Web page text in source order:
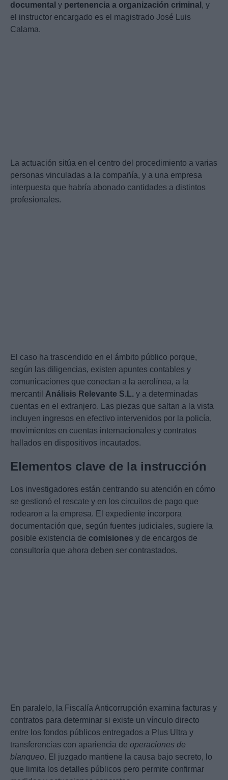
documental y pertenencia a organización criminal , y
el instructor encargado es el magistrado José Luis
Calama.
La actuación sitúa en el centro del procedimiento a varias
personas vinculadas a la compañía, y a una empresa
interpuesta que habría abonado cantidades a distintos
profesionales.
El caso ha trascendido en el ámbito público porque,
según las diligencias, existen apuntes contables y
comunicaciones que conectan a la aerolínea, a la
mercantil Análisis Relevante S.L. y a determinadas
cuentas en el extranjero. Las piezas que saltan a la vista
incluyen ingresos en efectivo intervenidos por la policía,
movimientos en cuentas internacionales y contratos
hallados en dispositivos incautados.
Elementos clave de la instrucción
Los investigadores están centrando su atención en cómo
se gestionó el rescate y en los circuitos de pago que
rodearon a la empresa. El expediente incorpora
documentación que, según fuentes judiciales, sugiere la
posible existencia de comisiones y de encargos de
consultoría que ahora deben ser contrastados.
En paralelo, la Fiscalía Anticorrupción examina facturas y
contratos para determinar si existe un vínculo directo
entre los fondos públicos entregados a Plus Ultra y
transferencias con apariencia de operaciones de
blanqueo. El juzgado mantiene la causa bajo secreto, lo
que limita los detalles públicos pero permite confirmar